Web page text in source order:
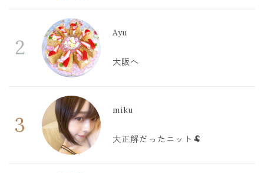
2
Ayu
大阪へ
3
miku
大正解だったニット🐏